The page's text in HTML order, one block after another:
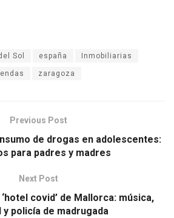
Sol españa Inmobiliarias
zaragoza
Previous Post
de drogas en adolescentes:
para padres y madres
Next Post
covid’ de Mallorca: música,
y policía de madrugada